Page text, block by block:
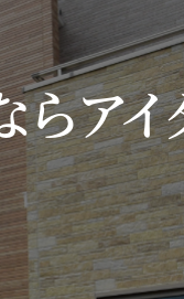
らア